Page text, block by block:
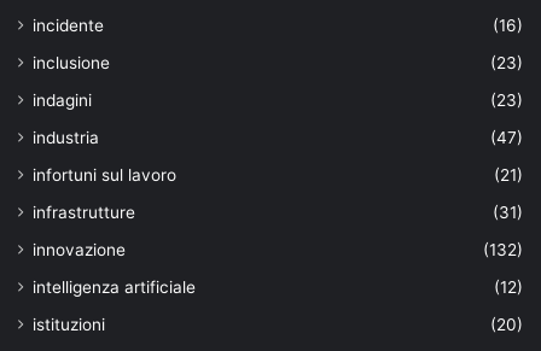
incidente
(16)
inclusione
(23)
indagini
(23)
industria
(47)
infortuni sul lavoro
(21)
infrastrutture
(31)
innovazione
(132)
intelligenza artificiale
(12)
istituzioni
(20)